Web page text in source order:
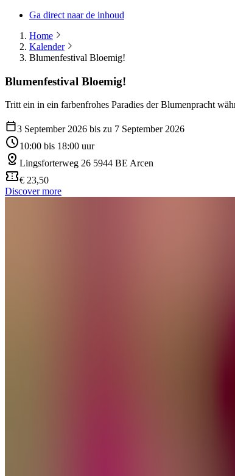
Ga direct naar de inhoud
Home
Kalender
Blumenfestival Bloemig!
Blumenfestival Bloemig!
Tritt ein in ein farbenfrohes Paradies der Blumenpracht
3 September 2026 bis zu 7 September 2026
10:00 bis 18:00 uur
Lingsforterweg 26 5944 BE Arcen
€ 23,50
Discover more